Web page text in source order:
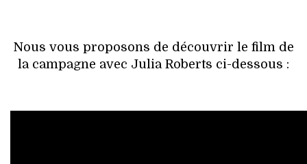
Nous vous proposons de découvrir le film de
la campagne avec Julia Roberts ci-dessous :